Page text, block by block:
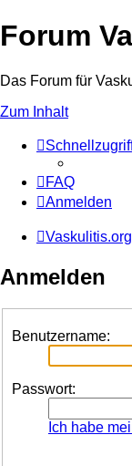
Forum
Das Forum für
Zum Inhalt
FAQ
Anmelden
Vaskulitis.org
Anmelden
Benutzername:
Passwort:
Ich habe